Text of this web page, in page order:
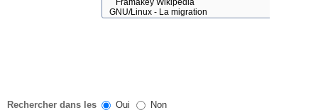
Rechercher dans les Oui Non